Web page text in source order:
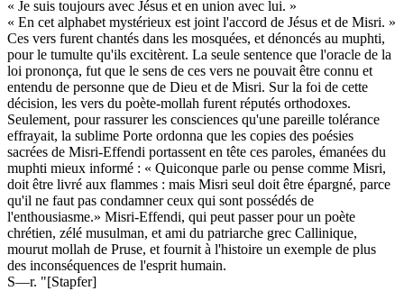
« Je suis toujours avec Jésus et en union avec lui. »
« En cet alphabet mystérieux est joint l'accord de Jésus et de Misri. »
Ces vers furent chantés dans les mosquées, et dénoncés au muphti,
pour le tumulte qu'ils excitèrent. La seule sentence que l'oracle de la
loi prononça, fut que le sens de ces vers ne pouvait être connu et
entendu de personne que de Dieu et de Misri. Sur la foi de cette
décision, les vers du poète-mollah furent réputés orthodoxes.
Seulement, pour rassurer les consciences qu'une pareille tolérance
effrayait, la sublime Porte ordonna que les copies des poésies
sacrées de Misri-Effendi portassent en tête ces paroles, émanées du
muphti mieux informé : « Quiconque parle ou pense comme Misri,
doit être livré aux flammes : mais Misri seul doit être épargné, parce
qu'il ne faut pas condamner ceux qui sont possédés de
l'enthousiasme.» Misri-Effendi, qui peut passer pour un poète
chrétien, zélé musulman, et ami du patriarche grec Callinique,
mourut mollah de Pruse, et fournit à l'histoire un exemple de plus
des inconséquences de l'esprit humain.
S—r. "[Stapfer]